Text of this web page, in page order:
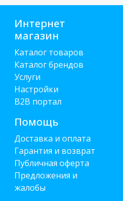
Интернет
магазин
Каталог товаров
Каталог брендов
Услуги
Настройки
B2B портал
Помощь
Доставка и оплата
Гарантия и возврат
Публичная оферта
Предложения и
жалобы